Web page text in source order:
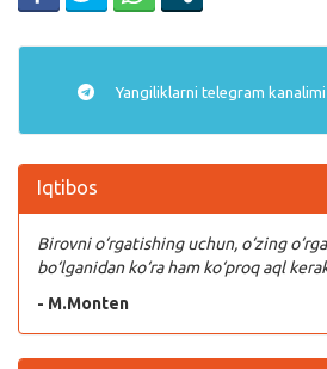
Yangiliklarni telegram
Iqtibos
Birovni o‘rgatishing uchun, o‘zing
bo‘lganidan ko‘ra ham ko‘proq aql
- M.Monten